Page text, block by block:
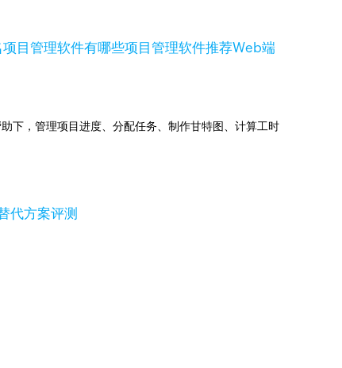
项目管理软件有哪些项目管理软件推荐Web端
下，管理项目进度、分配任务、制作甘特图、计算工时
代方案评测